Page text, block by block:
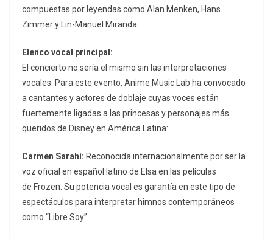
compuestas por leyendas como Alan Menken, Hans
Zimmer y Lin-Manuel Miranda.
Elenco vocal principal:
El concierto no sería el mismo sin las interpretaciones
vocales. Para este evento, Anime Music Lab ha convocado
a cantantes y actores de doblaje cuyas voces están
fuertemente ligadas a las princesas y personajes más
queridos de Disney en América Latina:
Carmen Sarahí: Reconocida internacionalmente por ser la
voz oficial en español latino de Elsa en las películas
de Frozen . Su potencia vocal es garantía en este tipo de
espectáculos para interpretar himnos contemporáneos
como “Libre Soy”.